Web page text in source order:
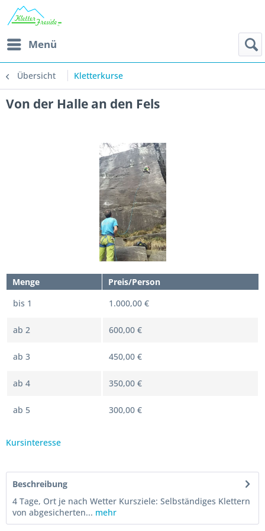
Menü
Übersicht Kletterkurse
Von der Halle an den Fels
Menge
Preis/Person
bis 1 1.000,00 €
ab 2 600,00 €
ab 3 450,00 €
ab 4 350,00 €
ab 5 300,00 €
Kursinteresse
Beschreibung
4 Tage, Ort je nach Wetter Kursziele: Selbständiges Klettern
von abgesicherten... mehr